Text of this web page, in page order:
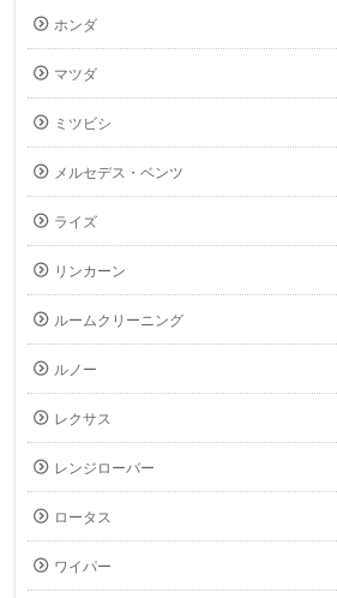
ホンダ
マツダ
ミツビシ
メルセデス・ベンツ
ライズ
リンカーン
ルームクリーニング
ルノー
レクサス
レンジローバー
ロータス
ワイパー